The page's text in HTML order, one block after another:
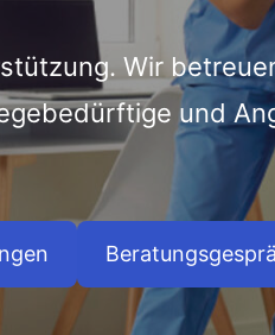
Wir
und